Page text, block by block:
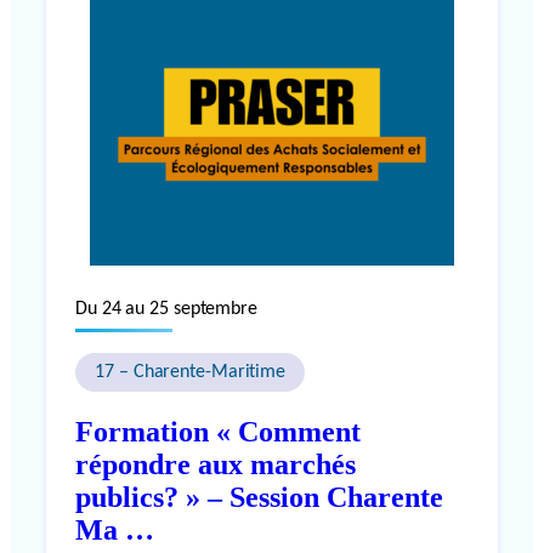
Du 24 au 25 septembre
17 – Charente-Maritime
Formation « Comment
répondre aux marchés
publics? » – Session Charente
Ma …